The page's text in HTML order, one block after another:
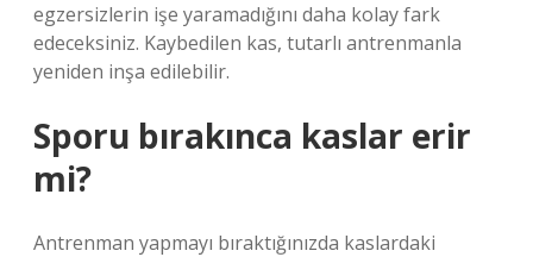
egzersizlerin işe yaramadığını daha kolay fark
edeceksiniz. Kaybedilen kas, tutarlı antrenmanla
yeniden inşa edilebilir.
Sporu bırakınca kaslar erir
mi?
Antrenman yapmayı bıraktığınızda kaslardaki